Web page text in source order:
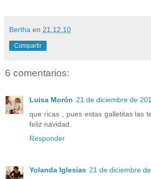
Bertha en 21.12.10
Compartir
6 comentarios:
Luisa Morón 21 de diciembre de
que ricas , pues estas galletitas las
feliz navidad.
Responder
Yolanda Iglesias 21 de diciembre